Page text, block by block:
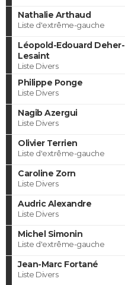
Nathalie Arthaud
Liste d'extrême-gauche
Léopold-Edouard Deher-
Lesaint
Liste Divers
Philippe Ponge
Liste Divers
Nagib Azergui
Liste Divers
Olivier Terrien
Liste d'extrême-gauche
Caroline Zorn
Liste Divers
Audric Alexandre
Liste Divers
Michel Simonin
Liste d'extrême-gauche
Jean-Marc Fortané
Liste Divers